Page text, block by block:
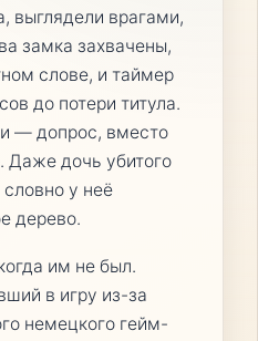
выглядели врагами,
замка захвачены,
слове, и таймер
до потери титула.
— допрос, вместо
Даже дочь убитого
у неё
дерево.
им не был.
в игру из-за
немецкого гейм-